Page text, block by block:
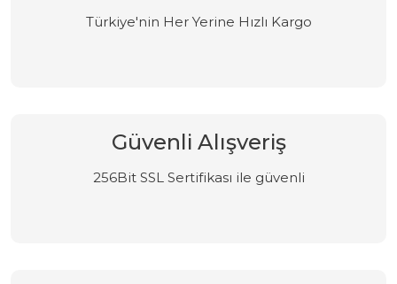
Türkiye'nin Her Yerine Hızlı Kargo
Güvenli Alışveriş
256Bit SSL Sertifikası ile güvenli